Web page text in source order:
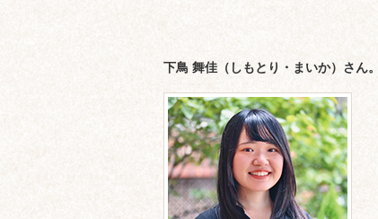
下鳥 舞佳（しもとり・まいか）さん。